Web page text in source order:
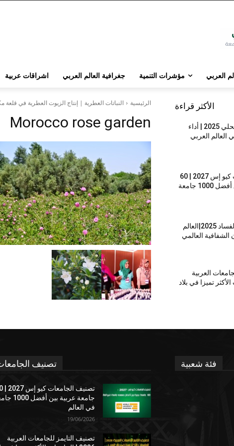
العربي مؤشرات التنمية جغرافية العالم العربي اشراقات عربية
الرئيسية النباتات العطرية | إنتاج الزيوت العطرية في
Morocco rose garden
الأكثر قراءة
إجمالي الناتج المحلي 2025 | أداء
العالم العربي
تصنيف الجامعات كيو إس 2027 | 60
جامعة عربية بين أفضل 1000 جامعة
مؤشر مُدرَكات الفساد 2025|العالم
العالمي
العربية
الأكثر تميزا في بلاد
تصنيف
تصنيف
جامعة عربية بين
في العالم
19/06/2026
تصنيف التايمز للجامعات العربية
فئة شعبية